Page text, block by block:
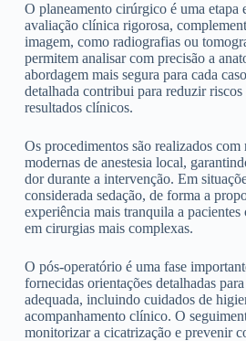
O planeamento cirúrgico é uma etapa
avaliação clínica rigorosa,
imagem, como radiografias ou
permitem analisar com precisão a
abordagem mais segura para cada
detalhada contribui para reduzir riscos
resultados clínicos.
Os procedimentos são realizados com
modernas de anestesia local,
dor durante a intervenção. Em
considerada sedação, de forma a
experiência mais tranquila a
em cirurgias mais complexas.
O pós-operatório é uma fase
fornecidas orientações detalhadas
adequada, incluindo cuidados de
acompanhamento clínico. O
monitorizar a cicatrização e prevenir